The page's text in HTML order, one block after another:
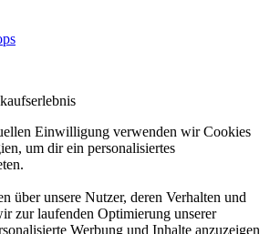
Einwilligung verwenden wir Cookies
um dir ein personalisiertes
über unsere Nutzer, deren Verhalten und
zur laufenden Optimierung unserer
Werbung und Inhalte anzuzeigen